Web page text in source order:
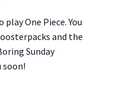
play One Piece. You
and the
Sunday
soon!